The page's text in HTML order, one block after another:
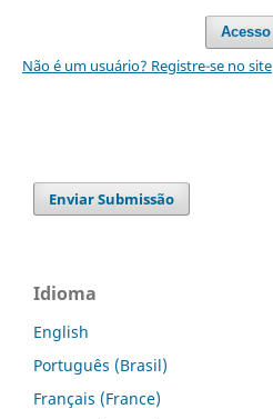
Acesso
Não é um usuário? Registre-se no site
Enviar Submissão
Idioma
English
Português (Brasil)
Français (France)